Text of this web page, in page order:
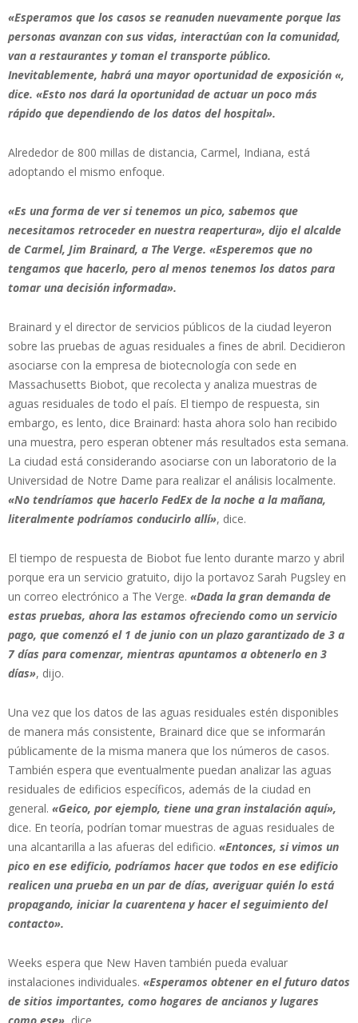
«Esperamos que los casos se reanuden nuevamente porque las
personas avanzan con sus vidas, interactúan con la comunidad,
van a restaurantes y toman el transporte público.
Inevitablemente, habrá una mayor oportunidad de exposición «,
dice. «Esto nos dará la oportunidad de actuar un poco más
rápido que dependiendo de los datos del hospital».
Alrededor de 800 millas de distancia, Carmel, Indiana, está
adoptando el mismo enfoque.
«Es una forma de ver si tenemos un pico, sabemos que
necesitamos retroceder en nuestra reapertura», dijo el alcalde
de Carmel, Jim Brainard, a The Verge. «Esperemos que no
tengamos que hacerlo, pero al menos tenemos los datos para
tomar una decisión informada».
Brainard y el director de servicios públicos de la ciudad leyeron
sobre las pruebas de aguas residuales a fines de abril. Decidieron
asociarse con la empresa de biotecnología con sede en
Massachusetts Biobot, que recolecta y analiza muestras de
aguas residuales de todo el país. El tiempo de respuesta, sin
embargo, es lento, dice Brainard: hasta ahora solo han recibido
una muestra, pero esperan obtener más resultados esta semana.
La ciudad está considerando asociarse con un laboratorio de la
Universidad de Notre Dame para realizar el análisis localmente.
«No tendríamos que hacerlo FedEx de la noche a la mañana,
literalmente podríamos conducirlo allí», dice.
El tiempo de respuesta de Biobot fue lento durante marzo y abril
porque era un servicio gratuito, dijo la portavoz Sarah Pugsley en
un correo electrónico a The Verge. «Dada la gran demanda de
estas pruebas, ahora las estamos ofreciendo como un servicio
pago, que comenzó el 1 de junio con un plazo garantizado de 3 a
7 días para comenzar, mientras apuntamos a obtenerlo en 3
días», dijo.
Una vez que los datos de las aguas residuales estén disponibles
de manera más consistente, Brainard dice que se informarán
públicamente de la misma manera que los números de casos.
También espera que eventualmente puedan analizar las aguas
residuales de edificios específicos, además de la ciudad en
general. «Geico, por ejemplo, tiene una gran instalación aquí»,
dice. En teoría, podrían tomar muestras de aguas residuales de
una alcantarilla a las afueras del edificio. «Entonces, si vimos un
pico en ese edificio, podríamos hacer que todos en ese edificio
realicen una prueba en un par de días, averiguar quién lo está
propagando, iniciar la cuarentena y hacer el seguimiento del
contacto».
Weeks espera que New Haven también pueda evaluar
instalaciones individuales. «Esperamos obtener en el futuro datos
de sitios importantes, como hogares de ancianos y lugares
como ese» , dice.